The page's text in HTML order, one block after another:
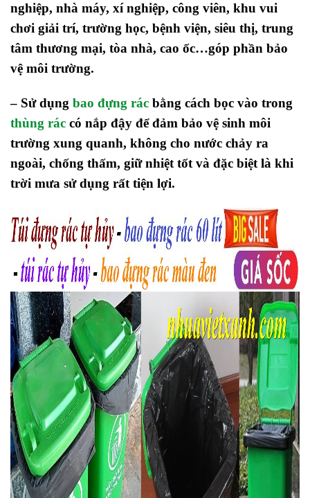
nghiệp, nhà máy, xí nghiệp, công viên, khu vui
chơi giải trí, trường học, bệnh viện, siêu thị, trung
tâm thương mại, tòa nhà, cao ốc…góp phần bảo
vệ môi trường.
– Sử dụng bao đựng rác bằng cách bọc vào trong
thùng rác có nắp đậy để đảm bảo vệ sinh môi
trường xung quanh, không cho nước chảy ra
ngoài, chống thấm, giữ nhiệt tốt và đặc biệt là khi
trời mưa sử dụng rất tiện lợi.